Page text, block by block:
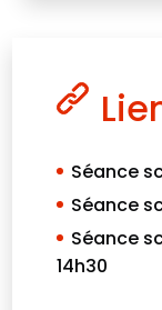
Séance
Séance
Séance
14h30